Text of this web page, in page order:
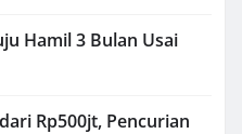
Hamil 3 Bulan Usai
Rp500jt, Pencurian